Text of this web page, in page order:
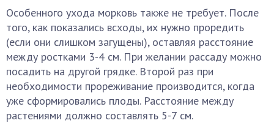
Особенного ухода морковь также не требует. После
того, как показались всходы, их нужно проредить
(если они слишком загущены), оставляя расстояние
между ростками 3-4 см. При желании рассаду можно
посадить на другой грядке. Второй раз при
необходимости прореживание производится, когда
уже сформировались плоды. Расстояние между
растениями должно составлять 5-7 см.